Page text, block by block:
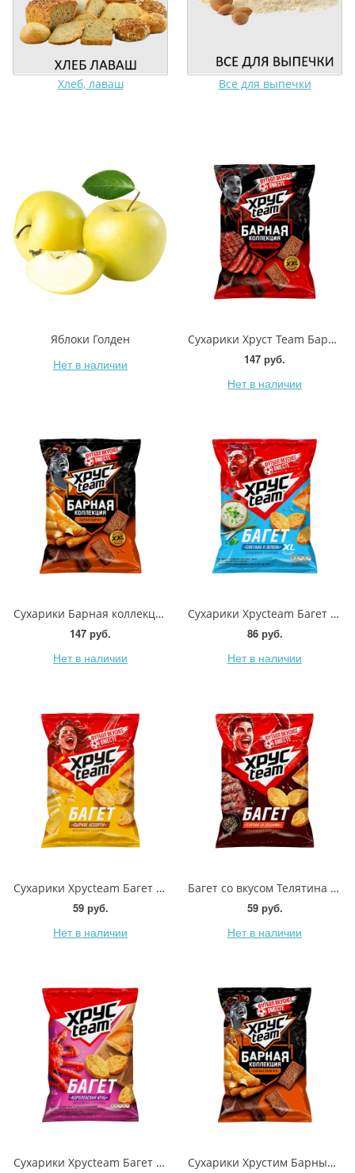
Хлеб, лаваш Все для выпечки
Яблоки Голден
Нет в наличии
Сухарики Хруст Team Барная коллекция Стейк и черный перец 140г
147 руб.
Нет в наличии
Сухарики Барная коллекция Сырные палочки Хрусteam 140г
147 руб.
Нет в наличии
Сухарики Хрусteam Багет Сметана и зелень 100г
86 руб.
Нет в наличии
Сухарики Хрусteam Багет Сырное ассорти 60г
59 руб.
Нет в наличии
Багет со вкусом Телятина со специями Хрустеам 60г
59 руб.
Нет в наличии
Сухарики Хрусteam Багет Королевский краб 60г Сухарики Хрустим Барные со вкусом сырные палочки 70г